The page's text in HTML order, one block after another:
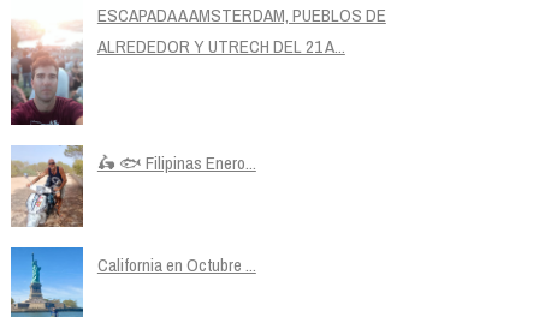
ESCAPADA A AMSTERDAM, PUEBLOS DE
ALREDEDOR Y UTRECH DEL 21 A...
🛵 🐟 Filipinas Enero...
California en Octubre ...